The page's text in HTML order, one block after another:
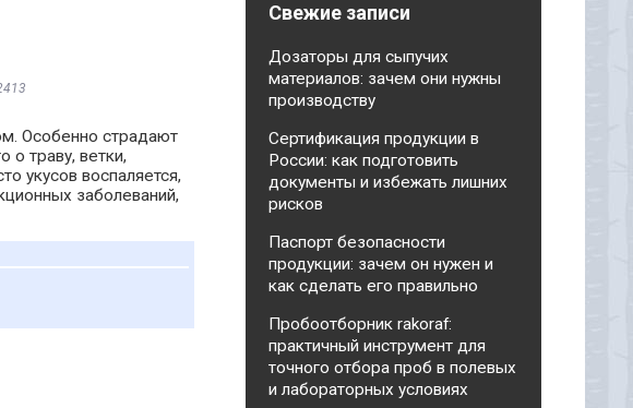
Особенно страдают
о траву, ветки,
укусов воспаляется,
заболеваний,
Свежие записи
Дозаторы для сыпучих
материалов: зачем они нужны
производству
Сертификация продукции в
России: как подготовить
документы и избежать лишних
рисков
Паспорт безопасности
продукции: зачем он нужен и
как сделать его правильно
Пробоотборник rakoraf:
практичный инструмент для
точного отбора проб в полевых
и лабораторных условиях